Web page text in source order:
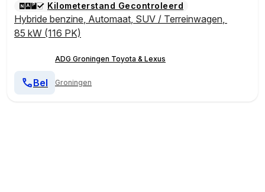
Kilometerstand Gecontroleerd
Hybride benzine, Automaat, SUV / Terreinwagen,
85 kW (116 PK)
ADG Groningen Toyota & Lexus
Groningen
Bel